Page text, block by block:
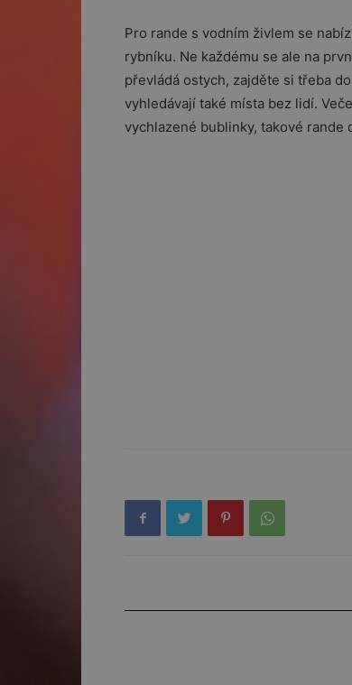
Pro rande s vodním živlem se
rybníku. Ne každému se ale na
převládá ostych, zajděte si třeba
vyhledávají také místa bez lidí.
vychlazené bublinky, takové rande